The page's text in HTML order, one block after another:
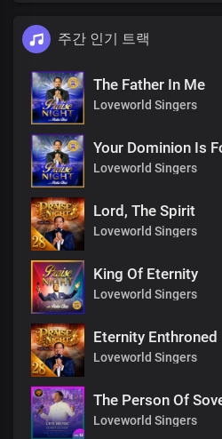
주간 인기 트랙
The Father In Me
Loveworld Singers
Your Dominion Is
Loveworld Singers
Lord, The Spirit
Loveworld Singers
King Of Eternity
Loveworld Singers
Eternity Enthroned
Loveworld Singers
The Person Of
Loveworld Singers